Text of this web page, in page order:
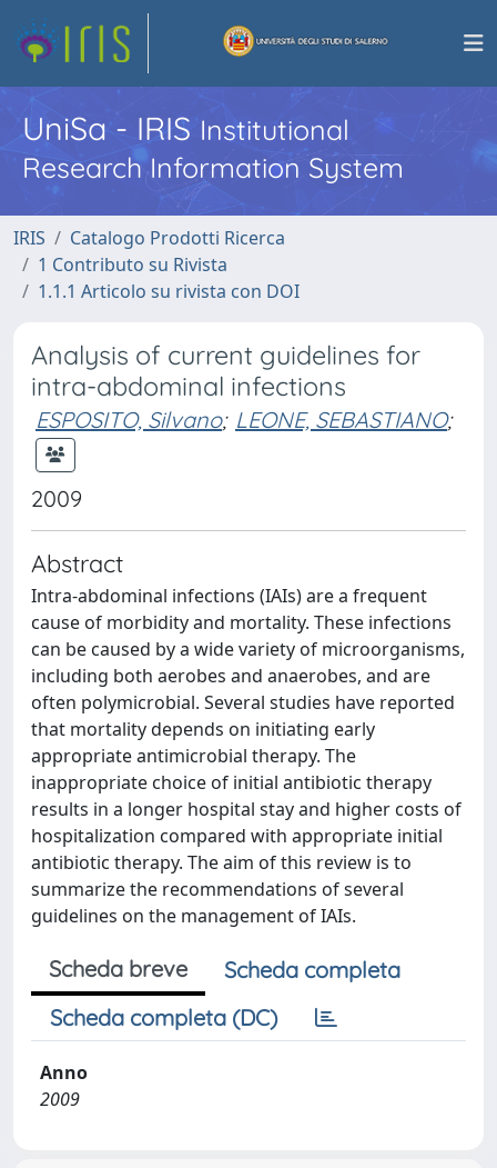
UniSa - IRISInstitutional
Research Information System
IRIS
Catalogo Prodotti Ricerca
1 Contributo su Rivista
1.1.1 Articolo su rivista con DOI
Analysis of current guidelines for
intra-abdominal infections
ESPOSITO, Silvano; LEONE, SEBASTIANO;
2009
Abstract
Intra-abdominal infections (IAIs) are a frequent
cause of morbidity and mortality. These infections
can be caused by a wide variety of microorganisms,
including both aerobes and anaerobes, and are
often polymicrobial. Several studies have reported
that mortality depends on initiating early
appropriate antimicrobial therapy. The
inappropriate choice of initial antibiotic therapy
results in a longer hospital stay and higher costs of
hospitalization compared with appropriate initial
antibiotic therapy. The aim of this review is to
summarize the recommendations of several
guidelines on the management of IAIs.
Scheda breve
Scheda completa
Scheda completa (DC)
Anno
2009